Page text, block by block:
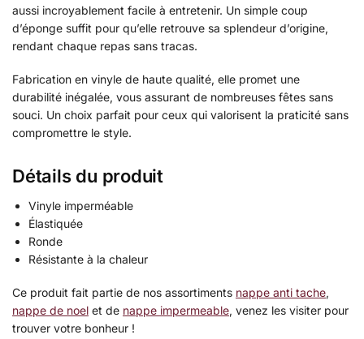
aussi incroyablement facile à entretenir. Un simple coup
d’éponge suffit pour qu’elle retrouve sa splendeur d’origine,
rendant chaque repas sans tracas.
Fabrication en vinyle de haute qualité, elle promet une
durabilité inégalée, vous assurant de nombreuses fêtes sans
souci. Un choix parfait pour ceux qui valorisent la praticité sans
compromettre le style.
Détails du produit
Vinyle imperméable
Élastiquée
Ronde
Résistante à la chaleur
Ce produit fait partie de nos assortiments nappe anti tache,
nappe de noel et de nappe impermeable, venez les visiter pour
trouver votre bonheur !